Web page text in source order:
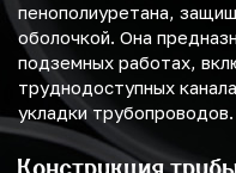
пенополиуретана,
оболочкой. Она
подземных работах,
труднодоступных
укладки трубопроводов.